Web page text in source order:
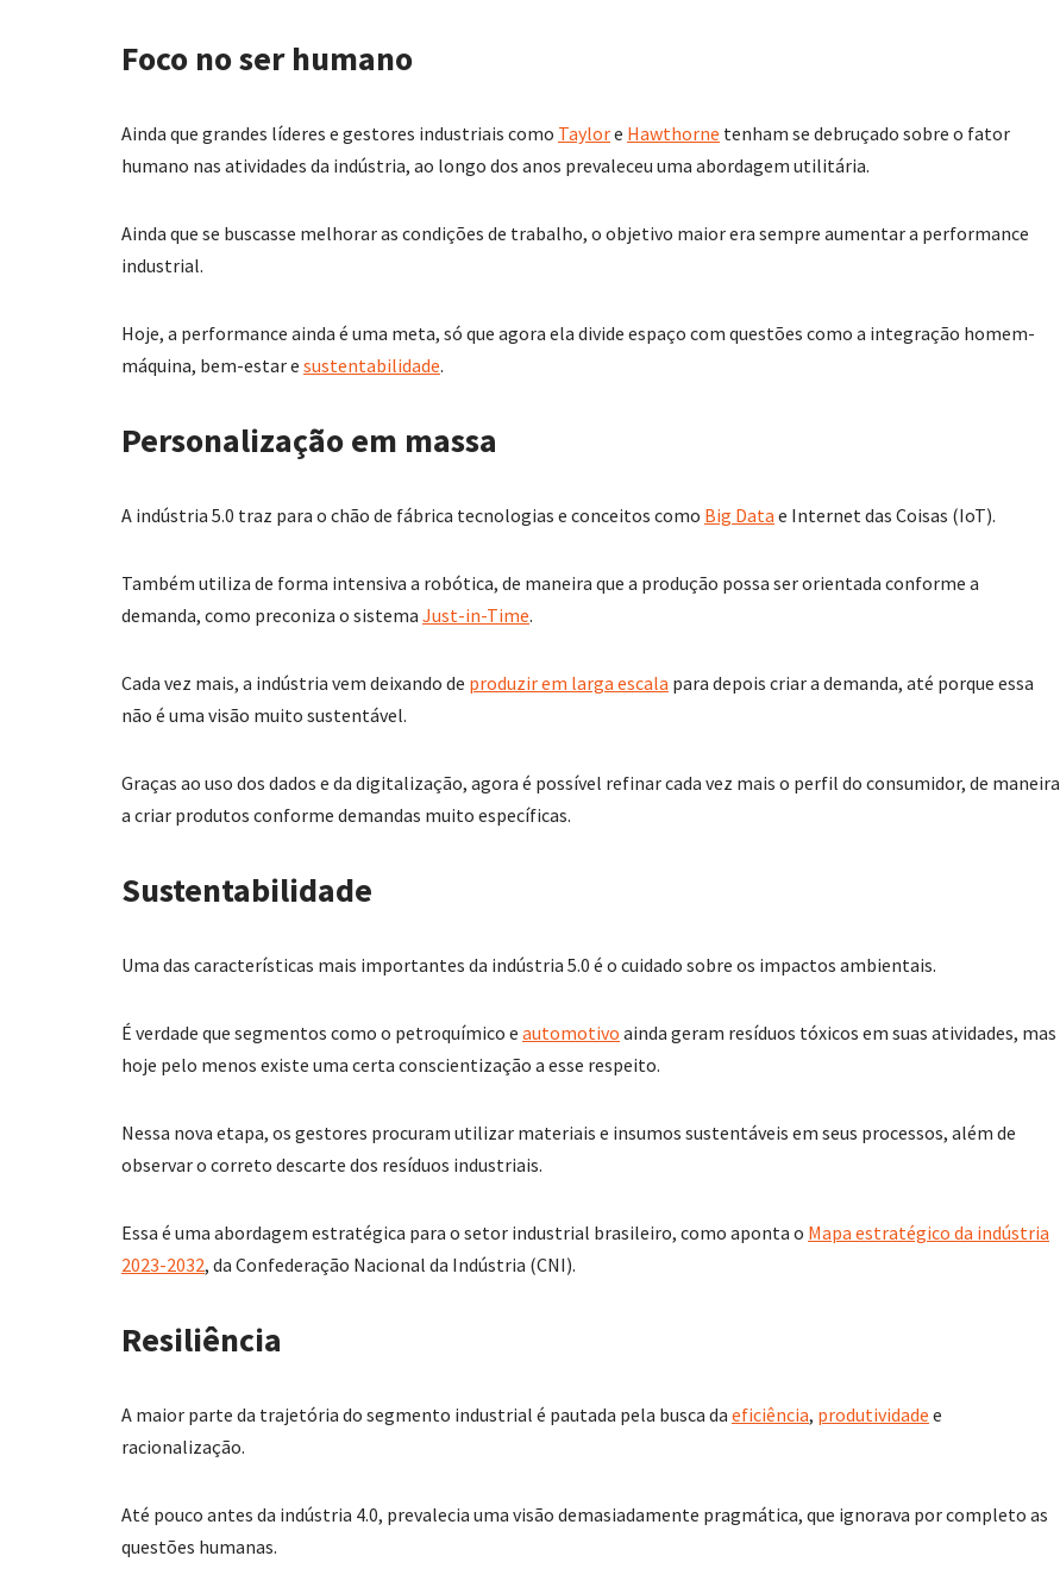
Foco no ser humano
Ainda que grandes líderes e gestores industriais como Taylore Hawthorne tenham se debruçado sobre o fator
humano nas atividades da indústria, ao longo dos anos prevaleceu uma abordagem utilitária.
Ainda que se buscasse melhorar as condições de trabalho, o objetivo maior era sempre aumentar a performance
industrial.
Hoje, a performance ainda é uma meta, só que agora ela divide espaço com questões como a integração homem-
máquina, bem-estar e sustentabilidade.
Personalização em massa
A indústria 5.0 traz para o chão de fábrica tecnologias e conceitos como Big Data e Internet das Coisas (IoT).
Também utiliza de forma intensiva a robótica, de maneira que a produção possa ser orientada conforme a
demanda, como preconiza o sistema Just-in-Time.
Cada vez mais, a indústria vem deixando de produzir em larga escala para depois criar a demanda, até porque essa
não é uma visão muito sustentável.
Graças ao uso dos dados e da digitalização, agora é possível refinar cada vez mais o perfil do consumidor, de maneira
a criar produtos conforme demandas muito específicas.
Sustentabilidade
Uma das características mais importantes da indústria 5.0 é o cuidado sobre os impactos ambientais.
É verdade que segmentos como o petroquímico e automotivo ainda geram resíduos tóxicos em suas atividades, mas
hoje pelo menos existe uma certa conscientização a esse respeito.
Nessa nova etapa, os gestores procuram utilizar materiais e insumos sustentáveis em seus processos, além de
observar o correto descarte dos resíduos industriais.
Essa é uma abordagem estratégica para o setor industrial brasileiro, como aponta o Mapa estratégico da indústria
2023-2032, da Confederação Nacional da Indústria (CNI).
Resiliência
A maior parte da trajetória do segmento industrial é pautada pela busca da eficiência, produtividade e
racionalização.
Até pouco antes da indústria 4.0, prevalecia uma visão demasiadamente pragmática, que ignorava por completo as
questões humanas.